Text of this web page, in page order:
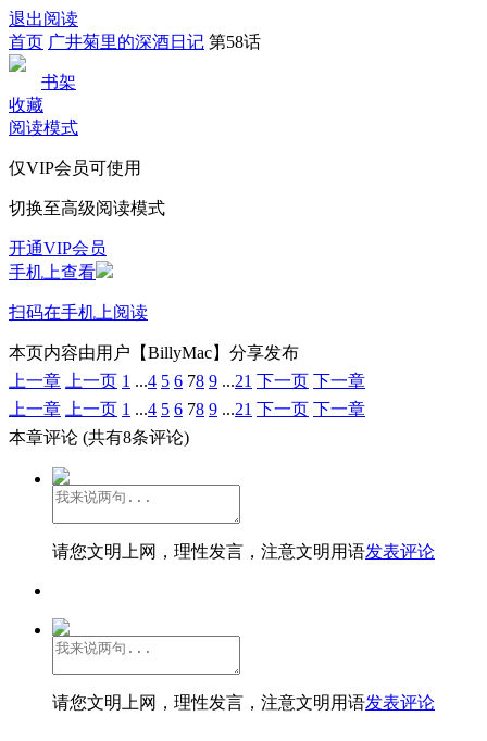
退出阅读
首页 广井菊里的深酒日记 第58话
书架
收藏
阅读模式
仅VIP会员可使用
切换至高级阅读模式
开通VIP会员
手机上查看
扫码在手机上阅读
本页内容由用户【BillyMac】分享发布
上一章
上一页 1 ...4 5 6 78 9 ...21 下一页 下一章
上一章
上一页 1 ...4 5 6 78 9 ...21 下一页 下一章
本章评论 (共有8条评论)
请您文明上网，理性发言，注意文明用语发表评论
请您文明上网，理性发言，注意文明用语发表评论